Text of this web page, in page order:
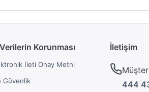
Korunması
İleti Onay Metni
Güvenlik
İletişim
444